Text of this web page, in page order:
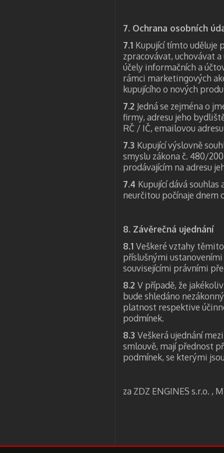
7. Ochrana osobních
7.1 Kupující tímto uděluje
zpracovávat, uchovávat
účely informačních a
rámci marketingových
kupujícího o nových
7.2 Jedná se zejména o
firmy, adresu jeho
RČ / IČ, emailovou
7.3 Kupující výslovně
smyslu zákona č. 480/
prodávajícím na adresu
7.4 Kupující dává
neurčitou počínaje dnem
8. Závěrečná ujednání
8.1Veškeré vztahy
příslušnými
souvisejícími právními
8.2V případě, že
bude shledáno
platnost respektive
podmínek.
8.3Veškerá ujednání
smlouvě, mají přednost
podmínek, se kterými
za ZDZ ENGINES s.r.o. ,